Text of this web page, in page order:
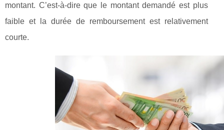
montant. C’est-à-dire que le montant demandé est plus
faible et la durée de remboursement est relativement
courte.